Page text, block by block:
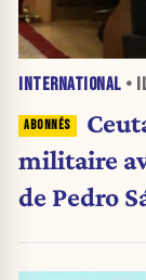
INTERNATIONAL •
militaire
de Pedro